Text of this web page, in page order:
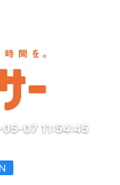
07 11:54:45